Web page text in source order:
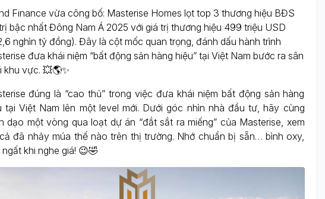
Finance vừa công bố: Masterise Homes lọt top 3 thương hiệu BĐS
bậc nhất Đông Nam Á 2025 với giá trị thương hiệu 499 triệu USD
nghìn tỷ đồng). Đây là cột mốc quan trọng, đánh dấu hành trình
đưa khái niệm “bất động sản hàng hiệu” tại Việt Nam bước ra sân
khu vực. 💥🌎✨
đúng là “cao thủ” trong việc đưa khái niệm bất động sản hàng
tại Việt Nam lên một level mới. Dưới góc nhìn nhà đầu tư, hãy cùng
dạo một vòng qua loạt dự án “đắt sắt ra miếng” của Masterise, xem
đã nhảy múa thế nào trên thị trường. Nhớ chuẩn bị sẵn… bình oxy,
khi nghe giá! 😉🤣